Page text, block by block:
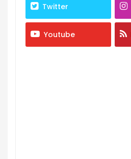
Twitter
Youtube